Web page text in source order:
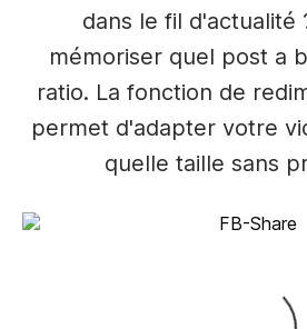
dans le fil d'actualité
mémoriser quel post a
ratio. La fonction de
permet d'adapter votre
quelle taille sans